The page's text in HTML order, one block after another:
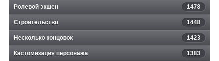
Ролевой экшен 1478
Строительство 1448
Несколько концовок 1423
Кастомизация персонажа 1383